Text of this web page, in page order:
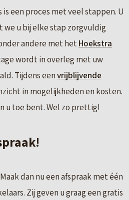
een proces met veel stappen. U
we u bij elke stap zorgvuldig
andere met hetHoekstra
wordt in overleg met uw
Tijdens eenvrijblijvende
in mogelijkheden en kosten.
u toe bent. Wel zo prettig!
dan nu een afspraak met één
Zij geven u graag een gratis